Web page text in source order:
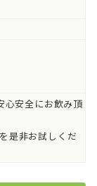
心安全にお飲み頂
是非お試しくだ